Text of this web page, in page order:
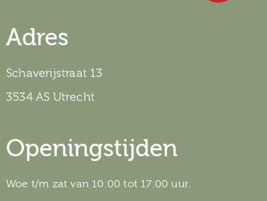
Adres
Schaverijstraat 13
3534 AS Utrecht
Openingstijden
Woe t/m zat van 10:00 tot 17:00 uur.